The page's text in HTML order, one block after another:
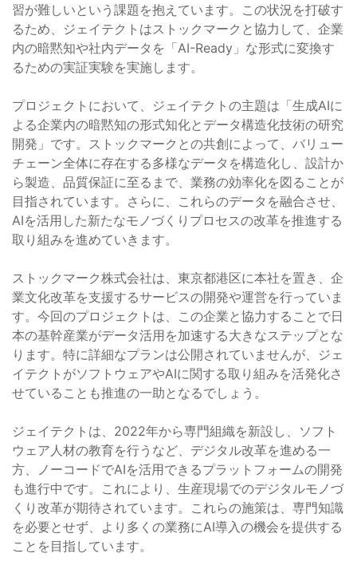
習が難しいという課題を抱えています。この状況を打破す
るため、ジェイテクトはストックマークと協力して、企業
内の暗黙知や社内データを「AI-Ready」な形式に変換す
るための実証実験を実施します。
プロジェクトにおいて、ジェイテクトの主題は「生成AIに
よる企業内の暗黙知の形式知化とデータ構造化技術の研究
開発」です。ストックマークとの共創によって、バリュー
チェーン全体に存在する多様なデータを構造化し、設計か
ら製造、品質保証に至るまで、業務の効率化を図ることが
目指されています。さらに、これらのデータを融合させ、
AIを活用した新たなモノづくりプロセスの改革を推進する
取り組みを進めていきます。
ストックマーク株式会社は、東京都港区に本社を置き、企
業文化改革を支援するサービスの開発や運営を行っていま
す。今回のプロジェクトは、この企業と協力することで日
本の基幹産業がデータ活用を加速する大きなステップとな
ります。特に詳細なプランは公開されていませんが、ジェ
イテクトがソフトウェアやAIに関する取り組みを活発化さ
せていることも推進の一助となるでしょう。
ジェイテクトは、2022年から専門組織を新設し、ソフト
ウェア人材の教育を行うなど、デジタル改革を進める一
方、ノーコードでAIを活用できるプラットフォームの開発
も進行中です。これにより、生産現場でのデジタルモノづ
くり改革が期待されています。これらの施策は、専門知識
を必要とせず、より多くの業務にAI導入の機会を提供する
ことを目指しています。